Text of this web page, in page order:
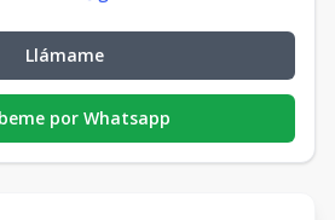
Llámame
por Whatsapp